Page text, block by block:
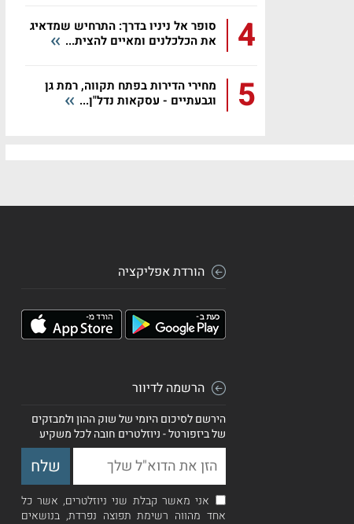
4
סופר אל ניניו בדרך: התרחיש שמדאיג
את הכלכלנים ומאיים להצית...
5
מחירי הדירות בפתח תקווה, רמת גן
וגבעתיים - עסקאות נדל"ן...
הורדת אפליקציה
הרשמה לדיוור
הירשם לסיכום היומי של שוק ההון ולמבזקים
של ביזפורטל - ניוזלטרים חובה לכל משקיע
אני מאשר קבלת שני ניוזלטרים, אשר כל
אחד מהווה רשימת תפוצה נפרדת, בנושאים